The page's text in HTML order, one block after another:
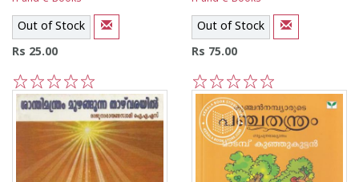
Out of Stock
Rs 25.00
5
4
3
2
1
Out of Stock
Rs 75.00
5
4
3
2
1